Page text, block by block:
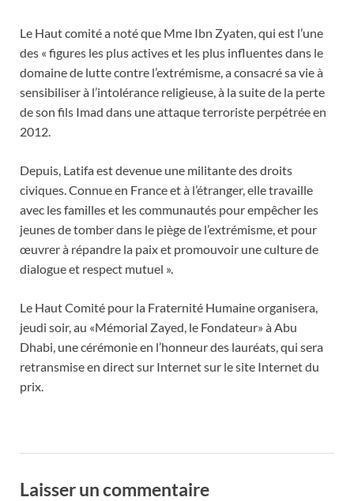
Le Haut comité a noté que Mme Ibn Zyaten, qui est l’une
des « figures les plus actives et les plus influentes dans le
domaine de lutte contre l’extrémisme, a consacré sa vie à
sensibiliser à l’intolérance religieuse, à la suite de la perte
de son fils Imad dans une attaque terroriste perpétrée en
2012.
Depuis, Latifa est devenue une militante des droits
civiques. Connue en France et à l’étranger, elle travaille
avec les familles et les communautés pour empêcher les
jeunes de tomber dans le piège de l’extrémisme, et pour
œuvrer à répandre la paix et promouvoir une culture de
dialogue et respect mutuel ».
Le Haut Comité pour la Fraternité Humaine organisera,
jeudi soir, au «Mémorial Zayed, le Fondateur» à Abu
Dhabi, une cérémonie en l’honneur des lauréats, qui sera
retransmise en direct sur Internet sur le site Internet du
prix.
Laisser un commentaire